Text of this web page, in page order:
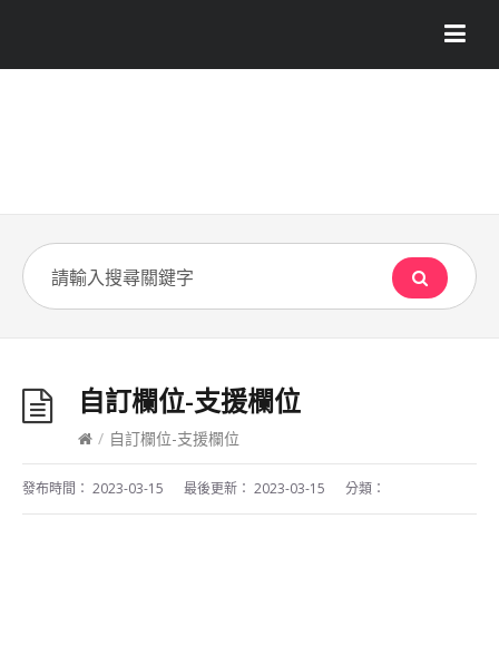
自訂欄位-支援欄位
/ 自訂欄位-支援欄位
發布時間： 2023-03-15 最後更新： 2023-03-15 分類：